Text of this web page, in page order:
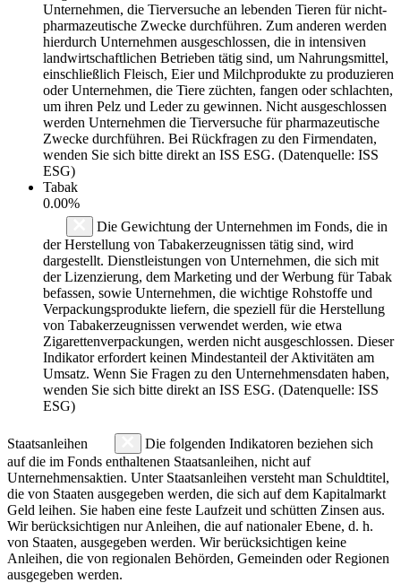
Unternehmen, die Tierversuche an lebenden Tieren für nicht-
pharmazeutische Zwecke durchführen. Zum anderen werden
hierdurch Unternehmen ausgeschlossen, die in intensiven
landwirtschaftlichen Betrieben tätig sind, um Nahrungsmittel,
einschließlich Fleisch, Eier und Milchprodukte zu produzieren
oder Unternehmen, die Tiere züchten, fangen oder schlachten,
um ihren Pelz und Leder zu gewinnen. Nicht ausgeschlossen
werden Unternehmen die Tierversuche für pharmazeutische
Zwecke durchführen. Bei Rückfragen zu den Firmendaten,
wenden Sie sich bitte direkt an ISS ESG. (Datenquelle: ISS
ESG)
Tabak
0.00%
Die Gewichtung der Unternehmen im Fonds, die in
der Herstellung von Tabakerzeugnissen tätig sind, wird
dargestellt. Dienstleistungen von Unternehmen, die sich mit
der Lizenzierung, dem Marketing und der Werbung für Tabak
befassen, sowie Unternehmen, die wichtige Rohstoffe und
Verpackungsprodukte liefern, die speziell für die Herstellung
von Tabakerzeugnissen verwendet werden, wie etwa
Zigarettenverpackungen, werden nicht ausgeschlossen. Dieser
Indikator erfordert keinen Mindestanteil der Aktivitäten am
Umsatz. Wenn Sie Fragen zu den Unternehmensdaten haben,
wenden Sie sich bitte direkt an ISS ESG. (Datenquelle: ISS
ESG)
Staatsanleihen
Die folgenden Indikatoren beziehen sich
auf die im Fonds enthaltenen Staatsanleihen, nicht auf
Unternehmensaktien. Unter Staatsanleihen versteht man Schuldtitel,
die von Staaten ausgegeben werden, die sich auf dem Kapitalmarkt
Geld leihen. Sie haben eine feste Laufzeit und schütten Zinsen aus.
Wir berücksichtigen nur Anleihen, die auf nationaler Ebene, d. h.
von Staaten, ausgegeben werden. Wir berücksichtigen keine
Anleihen, die von regionalen Behörden, Gemeinden oder Regionen
ausgegeben werden.